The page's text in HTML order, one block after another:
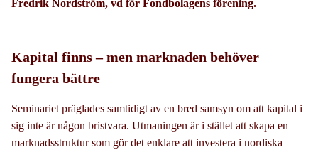
Fredrik Nordström, vd för Fondbolagens förening.
Kapital finns – men marknaden behöver
fungera bättre
Seminariet präglades samtidigt av en bred samsyn om att kapital i
sig inte är någon bristvara. Utmaningen är i stället att skapa en
marknadsstruktur som gör det enklare att investera i nordiska